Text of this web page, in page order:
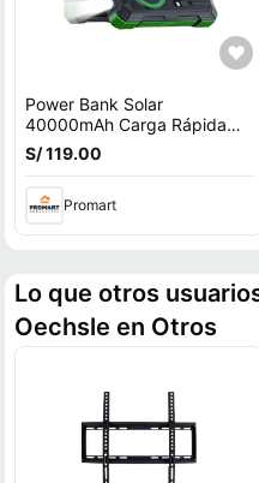
Power Bank Solar
40000mAh Carga Rápida
22.5W Inalámbrico
Resistente IP65 Verde
S/ 119.00
Promart
Lo que otros
Oechsle en Otros